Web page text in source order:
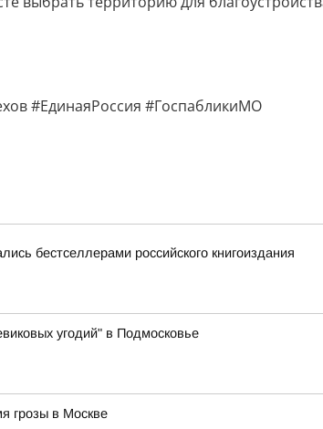
#ЕдинаяРоссия #ГоспабликиМО
бестселлерами российского книгоиздания
угодий" в Подмосковье
грозы в Москве